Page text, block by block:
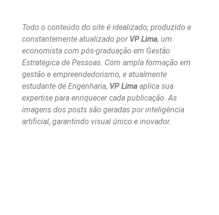
Todo o conteúdo do site é idealizado, produzido e
constantemente atualizado por VP Lima, um
economista com pós-graduação em Gestão
Estratégica de Pessoas. Com ampla formação em
gestão e empreendedorismo, e atualmente
estudante de Engenharia, VP Lima aplica sua
expertise para enriquecer cada publicação. As
imagens dos posts são geradas por inteligência
artificial, garantindo visual único e inovador.